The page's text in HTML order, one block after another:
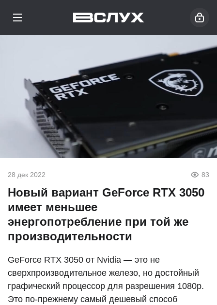
28 дек 2022 83
Новый вариант GeForce RTX 3050
имеет меньшее
энергопотребление при той же
производительности
GeForce RTX 3050 от Nvidia — это не
сверхпроизводительное железо, но достойный
графический процессор для разрешения 1080p.
Это по-прежнему самый дешевый способ